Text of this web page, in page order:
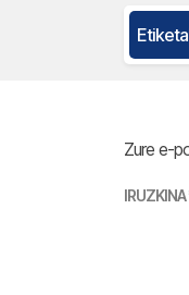
Zure e-
IRUZKINA